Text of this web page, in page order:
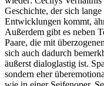
Geschichte, der sich
Entwicklungen kommt,
Außerdem gibt es neben
Paare, die mit
sich auch dadurch
äußerst dialoglastig ist.
sondern eher